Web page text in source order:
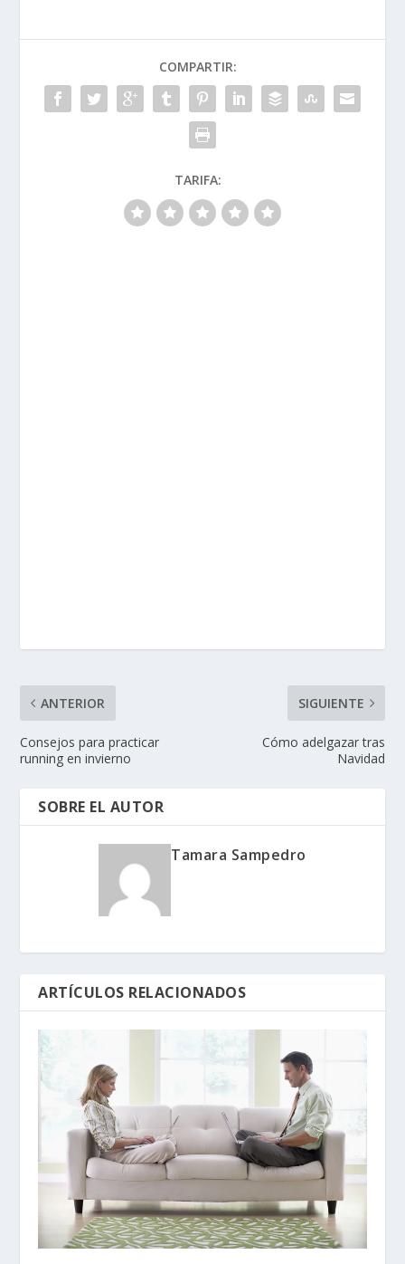
COMPARTIR:
TARIFA:
ANTERIOR
Consejos para practicar
running en invierno
SIGUIENTE
Cómo adelgazar tras
Navidad
SOBRE EL AUTOR
Tamara Sampedro
ARTÍCULOS RELACIONADOS